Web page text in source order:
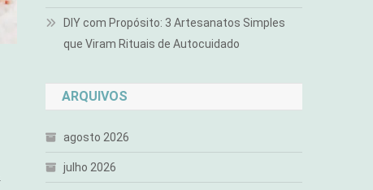
DIY com Propósito: 3 Artesanatos Simples
que Viram Rituais de Autocuidado
ARQUIVOS
agosto 2026
julho 2026